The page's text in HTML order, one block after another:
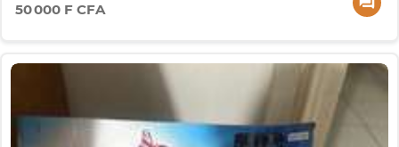
50 000 F CFA